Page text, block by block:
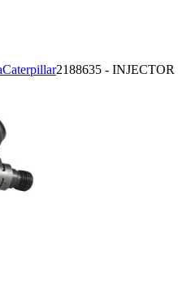
Caterpillar2188635 - INJECTOR